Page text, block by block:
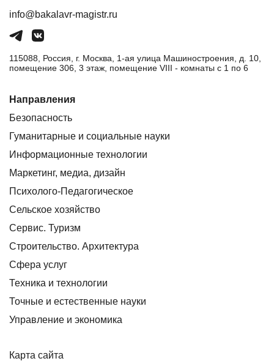
info@bakalavr-magistr.ru
115088, Россия, г. Москва, 1-ая улица Машиностроения, д. 10,
помещение 306, 3 этаж, помещение VIII - комнаты с 1 по 6
Направления
Безопасность
Гуманитарные и социальные науки
Информационные технологии
Маркетинг, медиа, дизайн
Психолого-Педагогическое
Сельское хозяйство
Сервис. Туризм
Строительство. Архитектура
Сфера услуг
Техника и технологии
Точные и естественные науки
Управление и экономика
Карта сайта